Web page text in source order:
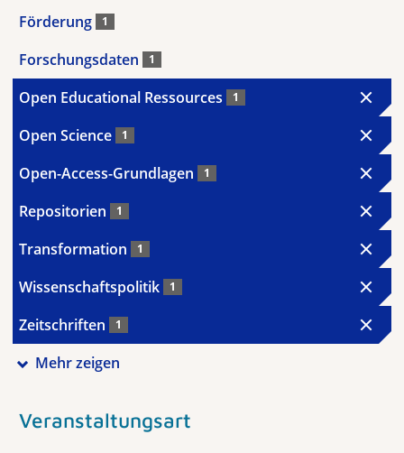
Förderung 1
Forschungsdaten 1
Open Educational Ressources 1
Open Science 1
Open-Access-Grundlagen 1
Repositorien 1
Transformation 1
Wissenschaftspolitik 1
Zeitschriften 1
Mehr zeigen
Veranstaltungsart